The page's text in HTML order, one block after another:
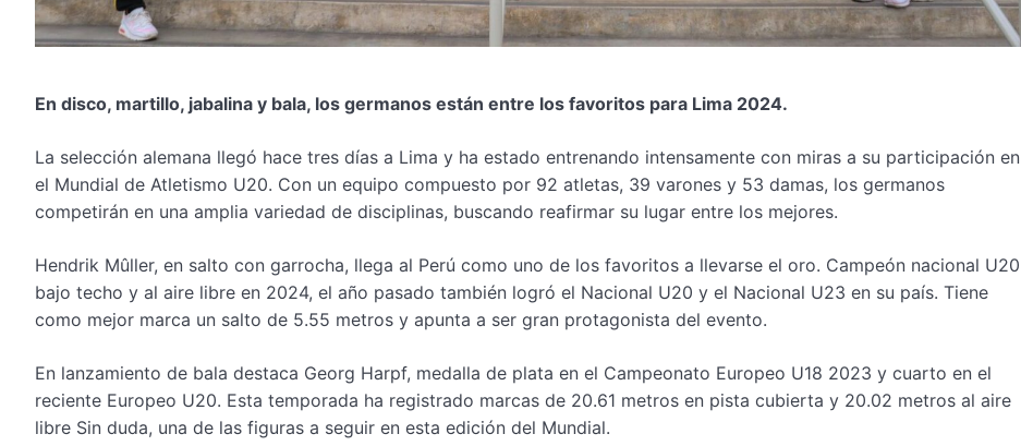
En disco, martillo, jabalina y bala, los germanos están entre los favoritos para Lima 2024.
La selección alemana llegó hace tres días a Lima y ha estado entrenando intensamente con miras a su participación en
el Mundial de Atletismo U20. Con un equipo compuesto por 92 atletas, 39 varones y 53 damas, los germanos
competirán en una amplia variedad de disciplinas, buscando reafirmar su lugar entre los mejores.
Hendrik Mûller, en salto con garrocha, llega al Perú como uno de los favoritos a llevarse el oro. Campeón nacional U20
bajo techo y al aire libre en 2024, el año pasado también logró el Nacional U20 y el Nacional U23 en su país. Tiene
como mejor marca un salto de 5.55 metros y apunta a ser gran protagonista del evento.
En lanzamiento de bala destaca Georg Harpf, medalla de plata en el Campeonato Europeo U18 2023 y cuarto en el
reciente Europeo U20. Esta temporada ha registrado marcas de 20.61 metros en pista cubierta y 20.02 metros al aire
libre Sin duda, una de las figuras a seguir en esta edición del Mundial.